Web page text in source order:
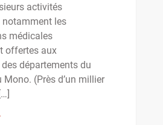
activités
les
médicales
offertes aux
départements du
(Près d’un millier